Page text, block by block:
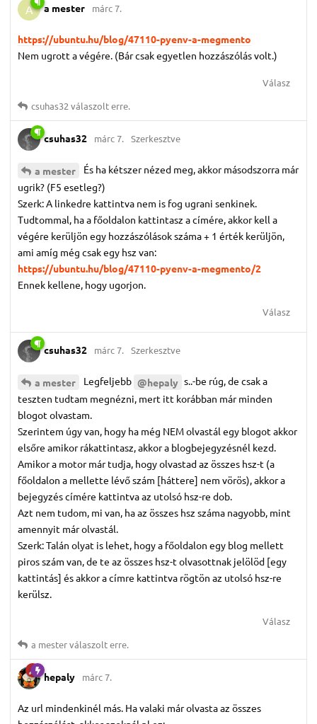
A a mester márc 7.
https://ubuntu.hu/blog/47110-pyenv-a-megmento
Nem ugrott a végére. (Bár csak egyetlen hozzászólás volt.)
Válasz
csuhas32 válaszolt erre.
csuhas32 márc 7. Szerkesztve
a mester
És ha kétszer nézed meg, akkor másodszorra már
ugrik? (F5 esetleg?)
Szerk: A linkedre kattintva nem is fog ugrani senkinek.
Tudtommal, ha a főoldalon kattintasz a címére, akkor kell a
végére kerüljön egy hozzászólások száma + 1 érték kerüljön,
ami amíg még csak egy hsz van:
https://ubuntu.hu/blog/47110-pyenv-a-megmento/2
Ennek kellene, hogy ugorjon.
Válasz
csuhas32 márc 7. Szerkesztve
a mester Legfeljebb @hepaly s..-be rúg, de csak a
teszten tudtam megnézni, mert itt korábban már minden
blogot olvastam.
Szerintem úgy van, hogy ha még NEM olvastál egy blogot akkor
elsőre amikor rákattintasz, akkor a blogbejegyzésnél kezd.
Amikor a motor már tudja, hogy olvastad az összes hsz-t (a
főoldalon a mellette lévő szám [háttere] nem vörös), akkor a
bejegyzés címére kattintva az utolsó hsz-re dob.
Azt nem tudom, mi van, ha az összes hsz száma nagyobb, mint
amennyit már olvastál.
Szerk: Talán olyat is lehet, hogy a főoldalon egy blog mellett
piros szám van, de te az összes hsz-t olvasottnak jelölöd [egy
kattintás] és akkor a címre kattintva rögtön az utolsó hsz-re
kerülsz.
Válasz
a mesterválaszolt erre.
hepaly márc 7.
Az url mindenkinél más. Ha valaki már olvasta az összes